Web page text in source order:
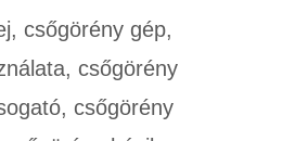
, csőgörény gép,
, csőgörény
, csőgörény